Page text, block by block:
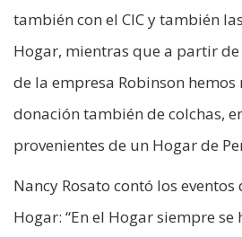
también con el CIC y también
Hogar, mientras que a partir
de la empresa Robinson
donación también de colchas,
provenientes de un Hogar de
Nancy Rosato contó los
Hogar: “En el Hogar siempre se